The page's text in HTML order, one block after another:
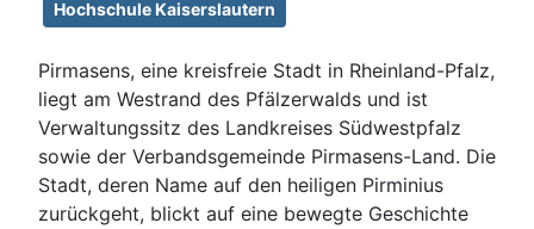
Hochschule Kaiserslautern
Pirmasens, eine kreisfreie Stadt in Rheinland-Pfalz,
liegt am Westrand des Pfälzerwalds und ist
Verwaltungssitz des Landkreises Südwestpfalz
sowie der Verbandsgemeinde Pirmasens-Land. Die
Stadt, deren Name auf den heiligen Pirminius
zurückgeht, blickt auf eine bewegte Geschichte